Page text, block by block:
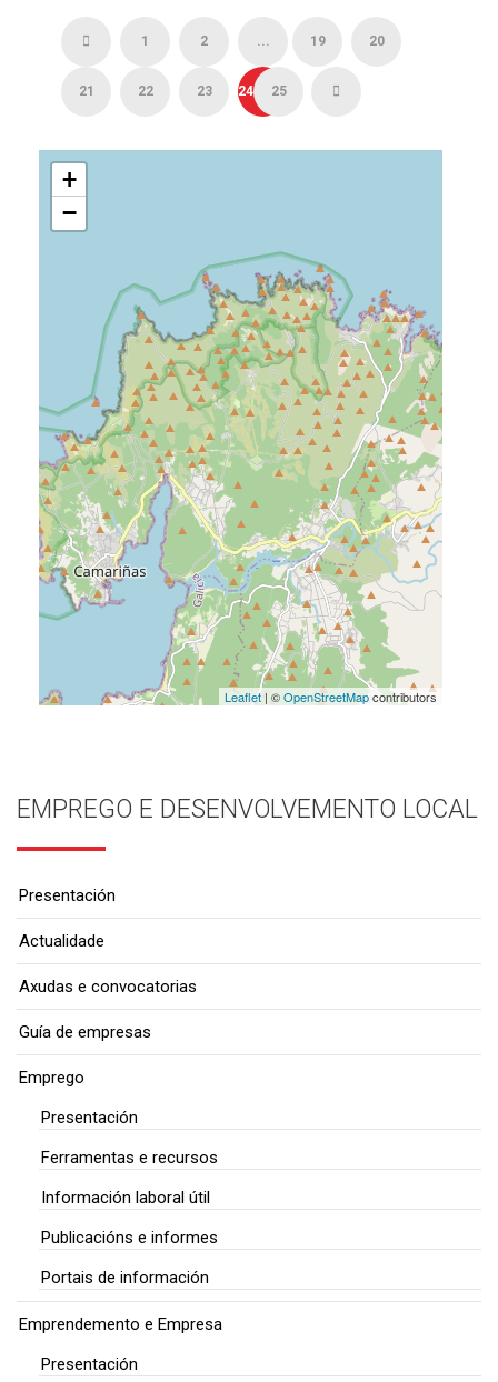
1 2 ... 19 20
21 22 23 24 25
+
−
Leaflet| ©OpenStreetMapcontributors
EMPREGO E DESENVOLVEMENTO LOCAL
Presentación
Actualidade
Axudas e convocatorias
Guía de empresas
Emprego
Presentación
Ferramentas e recursos
Información laboral útil
Publicacións e informes
Portais de información
Emprendemento e Empresa
Presentación